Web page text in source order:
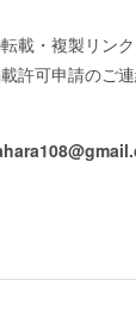
載・複製リン
許可申請のご